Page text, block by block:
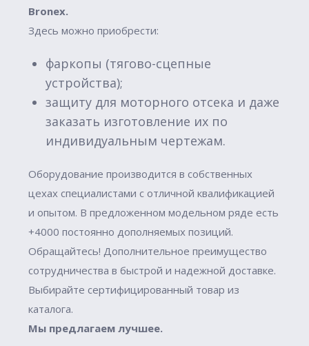
Вronex.
Здесь можно приобрести:
фаркопы (тягово-сцепные
устройства);
защиту для моторного отсека и даже
заказать изготовление их по
индивидуальным чертежам.
Оборудование производится в собственных
цехах специалистами с отличной квалификацией
и опытом. В предложенном модельном ряде есть
+4000 постоянно дополняемых позиций.
Обращайтесь! Дополнительное преимущество
сотрудничества в быстрой и надежной доставке.
Выбирайте сертифицированный товар из
каталога.
Мы предлагаем лучшее.